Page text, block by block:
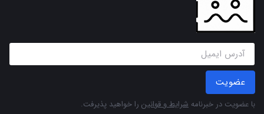
عضویت
با عضویت در خبرنامه شرایط و قوانین را خواهید پذیرفت.